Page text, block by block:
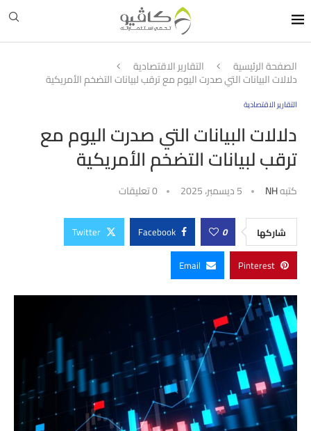
الصفحة الرئيسية التقارير الاقتصادية
دلالات البيانات التي صدرت اليوم مع ترقب لبيانات التضخم الأمريكية
التقارير الاقتصادية
دلالات البيانات التي صدرت اليوم مع
ترقب لبيانات التضخم الأمريكية
كتبهNH 5 ديسمبر، 2025 0 تعليقات
شاركها 0
Facebook
Twitter
Pinterest
Email